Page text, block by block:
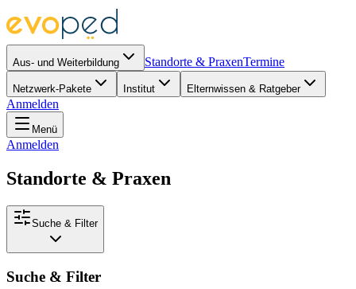
Aus- und Weiterbildung Standorte & PraxenTermine
Netzwerk-Pakete Institut Elternwissen & Ratgeber
Anmelden
Menü
Anmelden
Standorte & Praxen
Suche & Filter
Suche & Filter